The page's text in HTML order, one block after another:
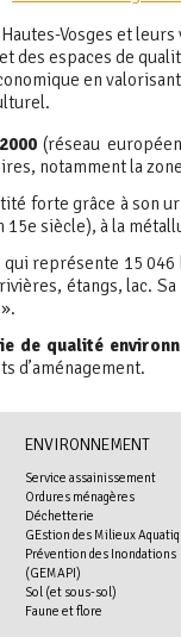
Vosges et leurs
des espaces de
en
(réseau
notamment la
forte grâce à son
15e siècle), à la
qui représente 15
étangs, lac. Sa
de qualité
d’aménagement.
ENVIRONNEMENT
Service assainissement
Ordures ménagères
Déchetterie
GEstion des Milieux
Prévention des Inondations
(GEMAPI)
Sol (et sous-sol)
Faune et flore